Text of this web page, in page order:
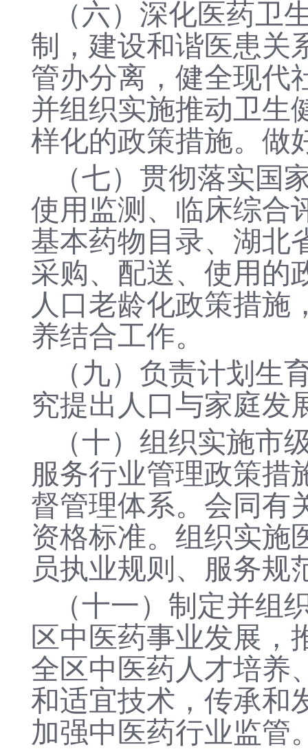
（六）深化医药卫
制，建设和谐医患关
管办分离，健全现代
并组织实施推动卫生
样化的政策措施。 做
（七） 贯彻落实国
使用监测、临床综合
基本药物目录、湖北
采购、配送、使用的
人口老龄化政策措施
养结合工作。
（ 九） 负责计划生
究提出人口与家庭发
（十） 组织实施市
服务行业管理政策措
督管理体系。会同有
资格标准。组织实施
员执业规则、服务规
（十一）制定并组
区中医药事业发展，
全区中医药人才培养
和适宜技术，传承和
加强中医药行业监管